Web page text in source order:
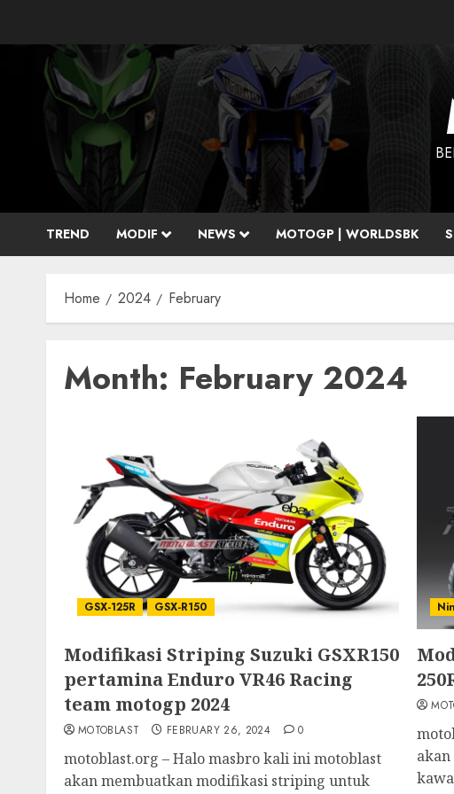
TREND MODIF NEWS MOTOGP | WORLDSBK
Home 2024 February
Month: February 2024
GSX-125R GSX-R150
Modifikasi Striping Suzuki GSXR150
pertamina Enduro VR46 Racing
team motogp 2024
MOTOBLAST FEBRUARY 26, 2024 0
motoblast.org – Halo masbro kali ini motoblast
akan membuatkan modifikasi striping untuk